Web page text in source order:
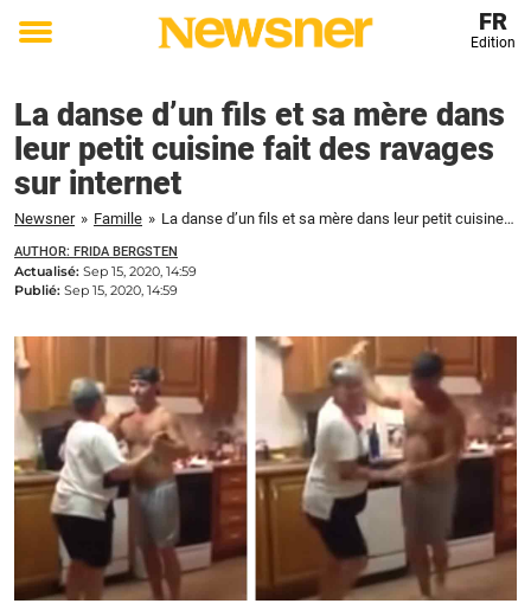
Toggle
FR
Edition
La danse d’un fils et sa mère dans
leur petit cuisine fait des ravages
sur internet
Newsner » Famille » La danse d’un fils et sa mère dans leur petit cuisine fait des ravages sur internet
AUTHOR: FRIDA BERGSTEN
Actualisé: Sep 15, 2020, 14:59
Publié: Sep 15, 2020, 14:59